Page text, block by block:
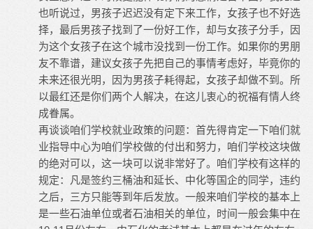
也听说过，男孩子迟迟没有定下来工作，女孩子也不好选
择，最后男孩子找到了一份好工作，却与女孩子分手，因
为这个女孩子在这个城市没找到一份工作。如果你的男朋
友不靠谱，建议女孩子先把自己的事情考虑好，毕竟你的
未来还很光明，因为男孩子耗得起，女孩子却做不到。所
以最红还是你们两个人解决，在这儿衷心的祝福有情人终
成眷属。
再谈谈咱们学校就业政策的问题：首先得肯定一下咱们就
业指导中心为咱们学校做的付出和努力，咱们学校这块做
的绝对可以，这一块可以说非常好了。咱们学校有这样的
规定：凡是签约三桶油和延长、中化等国企的同学，违约
之后，三方只能等到年后发放。一般来咱们学校的基本上
是一些石油单位或者石油相关的单位，时间一般会集中在